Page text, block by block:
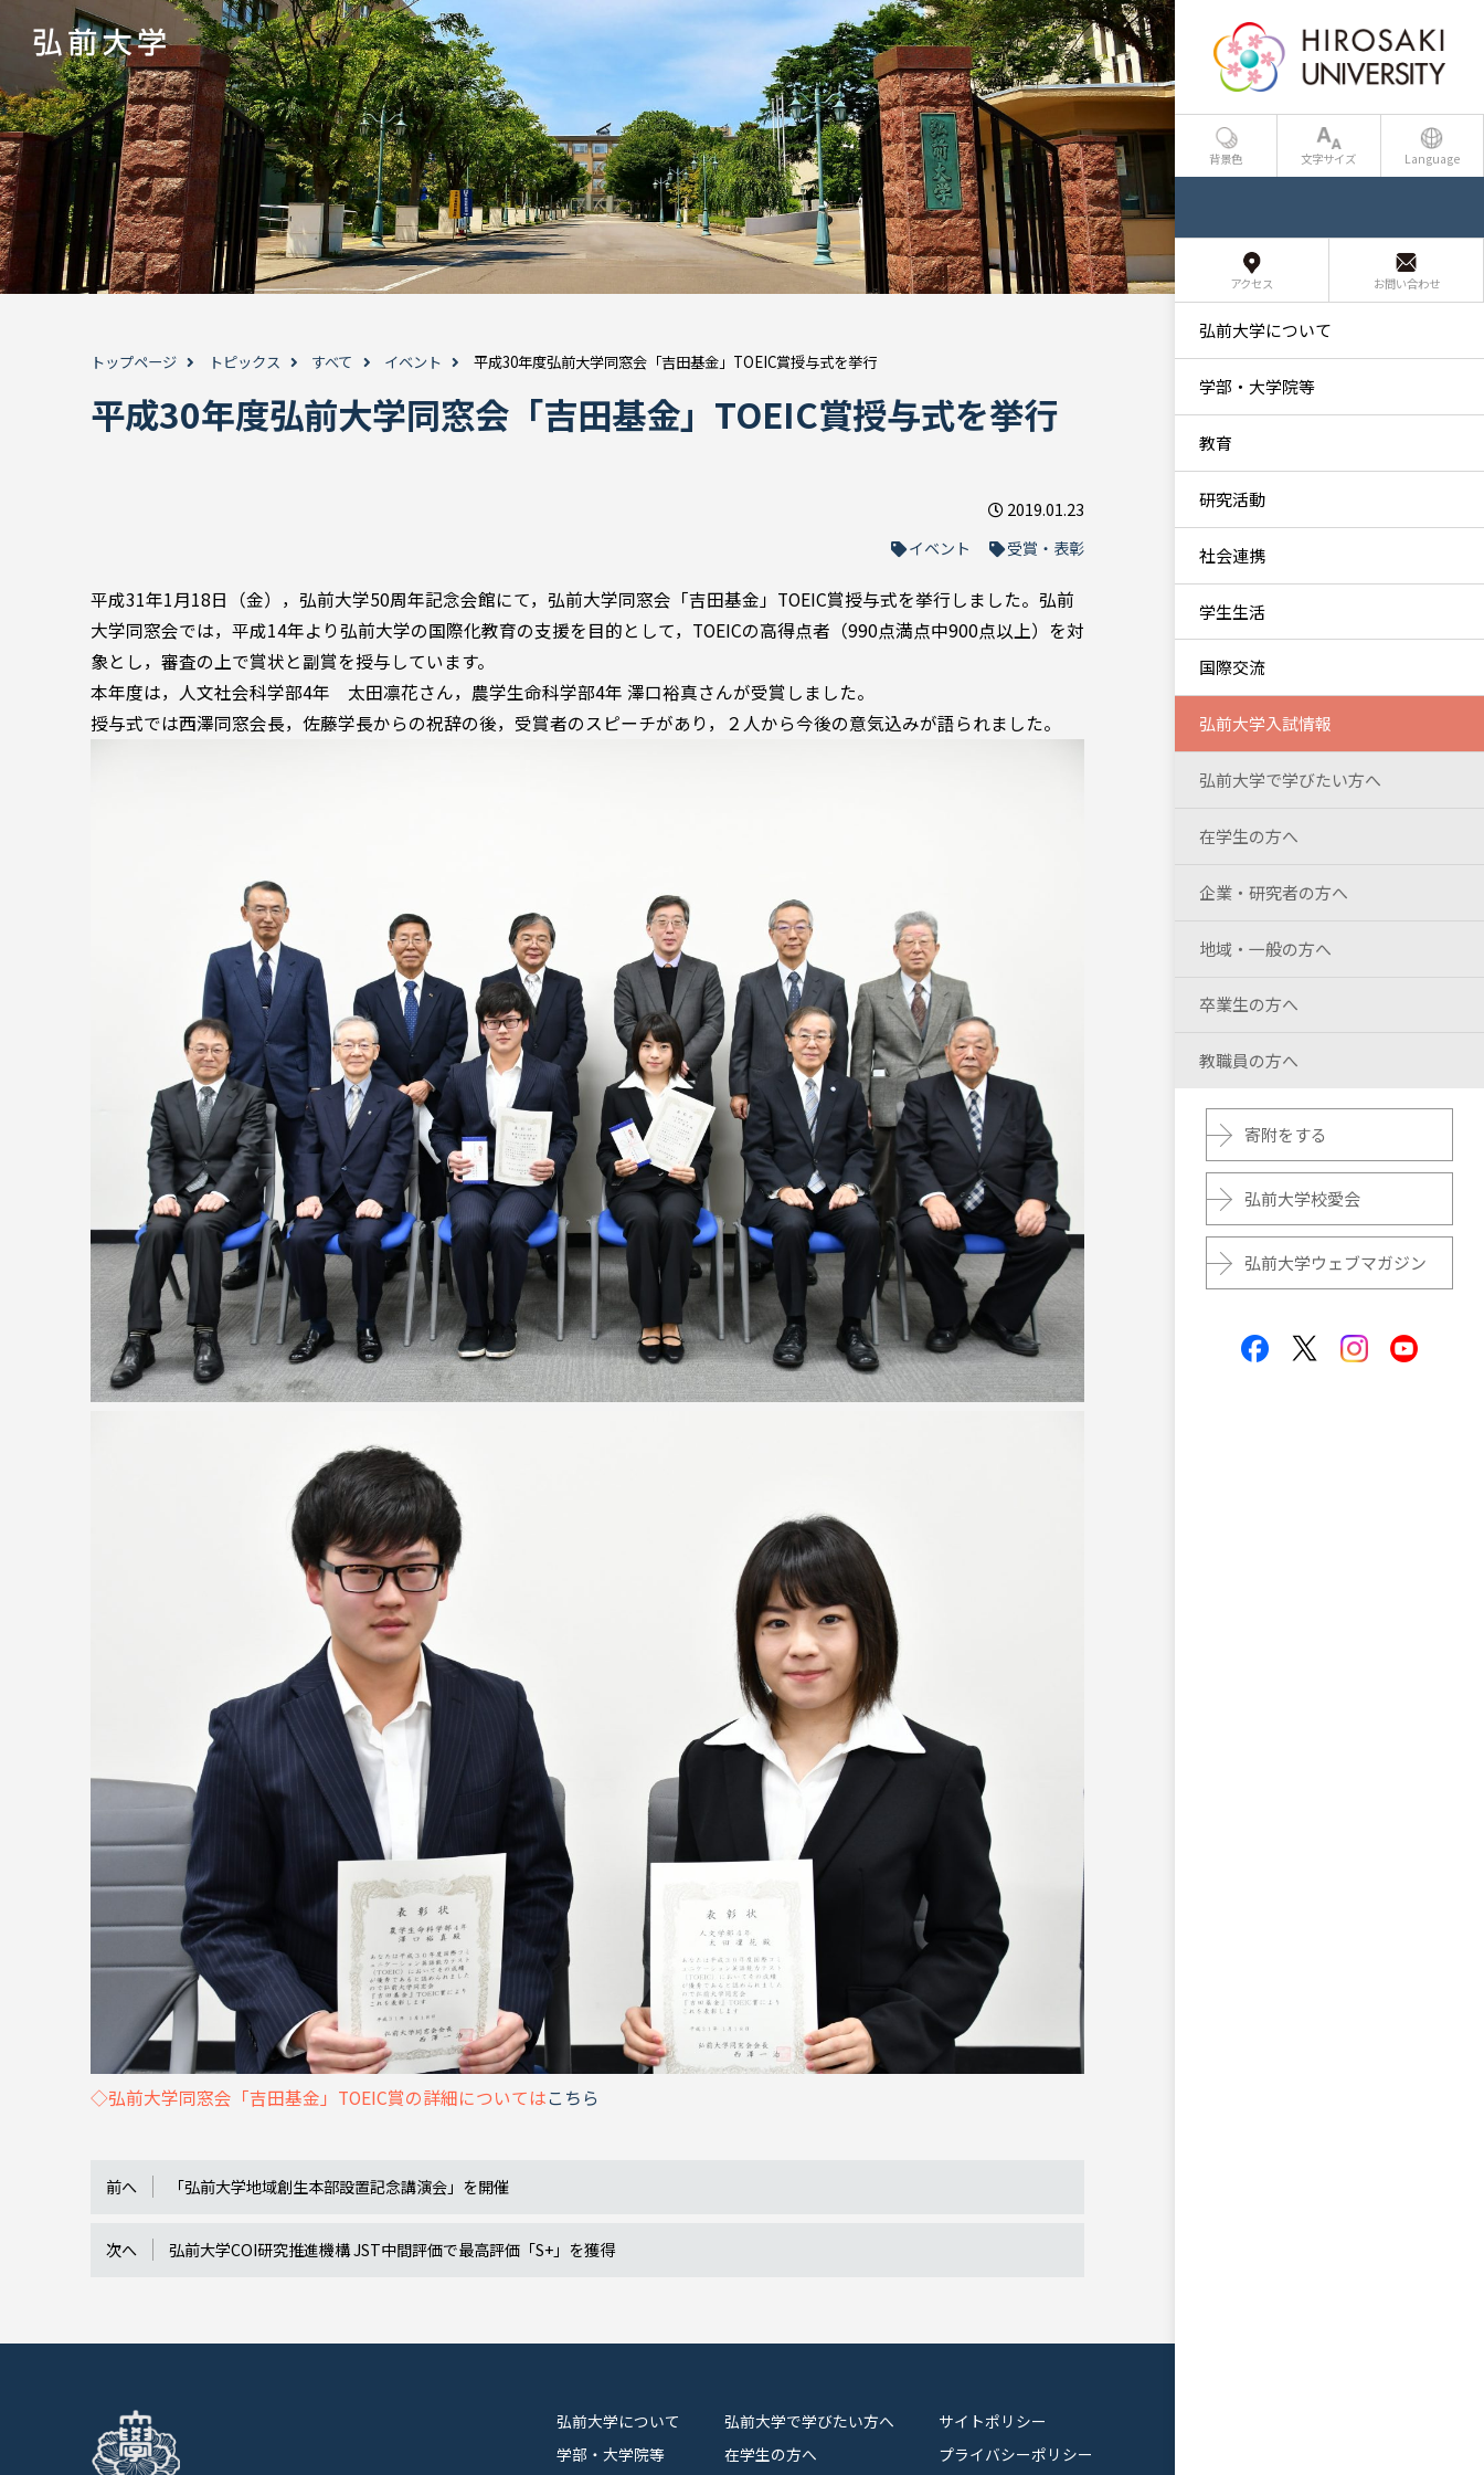
トップページ トピックス すべて イベント 平成30年度弘前大学同窓会「吉田基金」TOEIC賞授与式を挙行
平成30年度弘前大学同窓会「吉田基金」TOEIC賞授与式を挙行
2019.01.23
イベント
受賞・表彰
平成31年1月18日（金），弘前大学50周年記念会館にて，弘前大学同窓会「吉田基金」TOEIC賞授与式を挙行しました。弘前
大学同窓会では，平成14年より弘前大学の国際化教育の支援を目的として，TOEICの高得点者（990点満点中900点以上）を対
象とし，審査の上で賞状と副賞を授与しています。
本年度は，人文社会科学部4年 太田凛花さん，農学生命科学部4年 澤口裕真さんが受賞しました。
授与式では西澤同窓会長，佐藤学長からの祝辞の後，受賞者のスピーチがあり，２人から今後の意気込みが語られました。
◇弘前大学同窓会「吉田基金」TOEIC賞の詳細についてはこちら
前へ 「弘前大学地域創生本部設置記念講演会」を開催
次へ 弘前大学COI研究推進機構 JST中間評価で最高評価「S+」を獲得
弘前大学について
学部・大学院等
弘前大学で学びたい方へ
在学生の方へ
サイトポリシー
プライバシーポリシー
背景色 文字サイズ Language
アクセス お問い合わせ
弘前大学について
学部・大学院等
教育
研究活動
社会連携
学生生活
国際交流
弘前大学入試情報
弘前大学で学びたい方へ
在学生の方へ
企業・研究者の方へ
地域・一般の方へ
卒業生の方へ
教職員の方へ
寄附をする
弘前大学校愛会
弘前大学ウェブマガジン